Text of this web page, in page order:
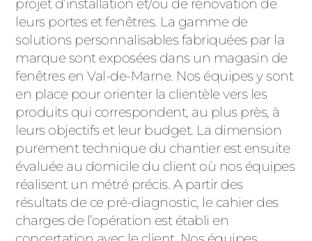
projet d’installation et/ou de rénovation de
leurs portes et fenêtres. La gamme de
solutions personnalisables fabriquées par la
marque sont exposées dans un magasin de
fenêtres en Val-de-Marne. Nos équipes y sont
en place pour orienter la clientèle vers les
produits qui correspondent, au plus près, à
leurs objectifs et leur budget. La dimension
purement technique du chantier est ensuite
évaluée au domicile du client où nos équipes
réalisent un métré précis. A partir des
résultats de ce pré-diagnostic, le cahier des
charges de l’opération est établi en